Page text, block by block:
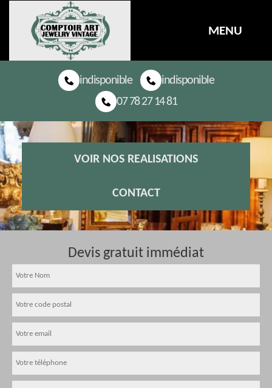
MENU
indisponible
indisponible
07 78 27 14 81
VOIR NOS REALISATIONS
CONTACT
Devis gratuit immédiat